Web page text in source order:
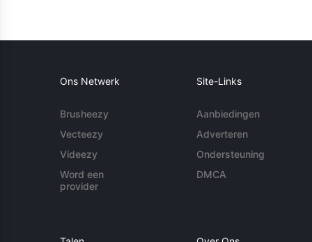
Ons Netwerk
Brusheezy
Vecteezy
Videezy
Word een
provider
Site-Links
Aanbiedingen
Adverteren
Ondersteuning
DMCA